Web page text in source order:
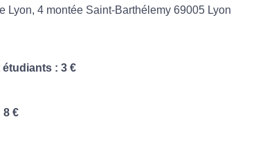
Lyon, 4 montée Saint-Barthélemy 69005 Lyon
étudiants : 3 €
8 €